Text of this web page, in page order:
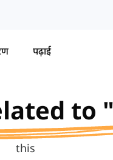
पढ़ाई
to
this